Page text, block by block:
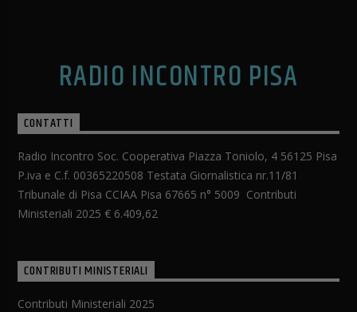
RADIO INCONTRO PISA
CONTATTI
Radio Incontro Soc. Cooperativa Piazza Toniolo, 4 56125 Pisa
P.iva e C.f. 00365220508 Testata Giornalistica nr.11/81
Tribunale di Pisa CCIAA Pisa 67665 n° 5009 Contributi
Ministeriali 2025 € 6.409,62
CONTRIBUTI MINISTERIALI
Contributi Ministeriali 2025